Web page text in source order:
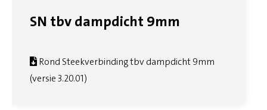
SN tbv dampdicht 9mm
Rond Steekverbinding tbv dampdicht 9mm
(versie 3.20.01)